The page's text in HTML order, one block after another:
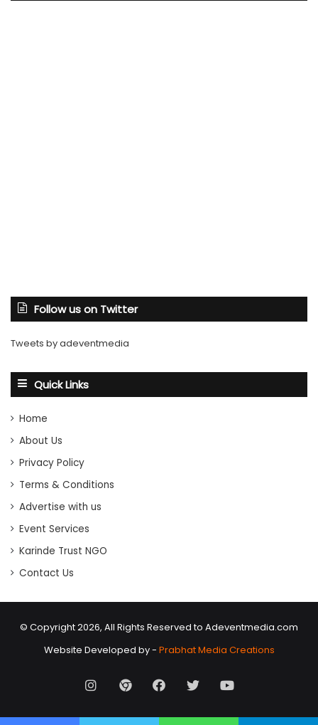
Follow us on Twitter
Tweets by adeventmedia
Quick Links
Home
About Us
Privacy Policy
Terms & Conditions
Advertise with us
Event Services
Karinde Trust NGO
Contact Us
© Copyright 2026, All Rights Reserved to Adeventmedia.com
Website Developed by - Prabhat Media Creations
Instagram
AD
Event
Facebook
X Youtube